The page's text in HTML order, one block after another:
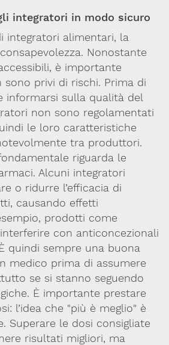
integratori in modo sicuro
integratori alimentari, la
Nonostante
è importante
sono privi di rischi. Prima di
informarsi sulla qualità del
non sono regolamentati
le loro caratteristiche
tra produttori.
riguarda le
Alcuni integratori
o ridurre l’efficacia di
causando effetti
prodotti come
con anticoncezionali
quindi sempre una buona
medico prima di assumere
se si stanno seguendo
È importante prestare
l’idea che "più è meglio" è
Superare le dosi consigliate
risultati migliori, ma